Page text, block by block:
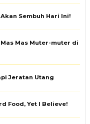
Sembuh Hari Ini!
Mas Muter-muter di
Jeratan Utang
Food, Yet I Believe!